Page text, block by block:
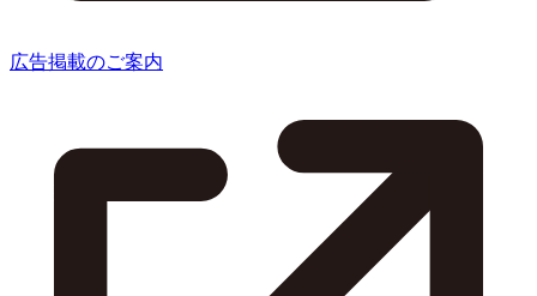
広告掲載のご案内